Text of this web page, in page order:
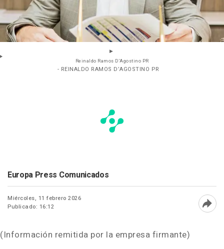
Reinaldo Ramos D’Agostino PR
- REINALDO RAMOS D’AGOSTINO PR
Europa Press Comunicados
Miércoles, 11 febrero 2026
Publicado: 16:12
(Información remitida por la empresa firmante)